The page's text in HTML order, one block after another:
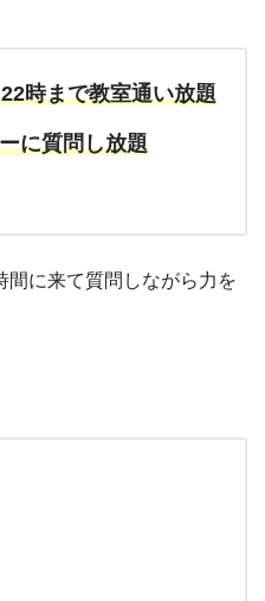
22時まで教室通い放題
に質問し放題
間に来て質問しながら力を